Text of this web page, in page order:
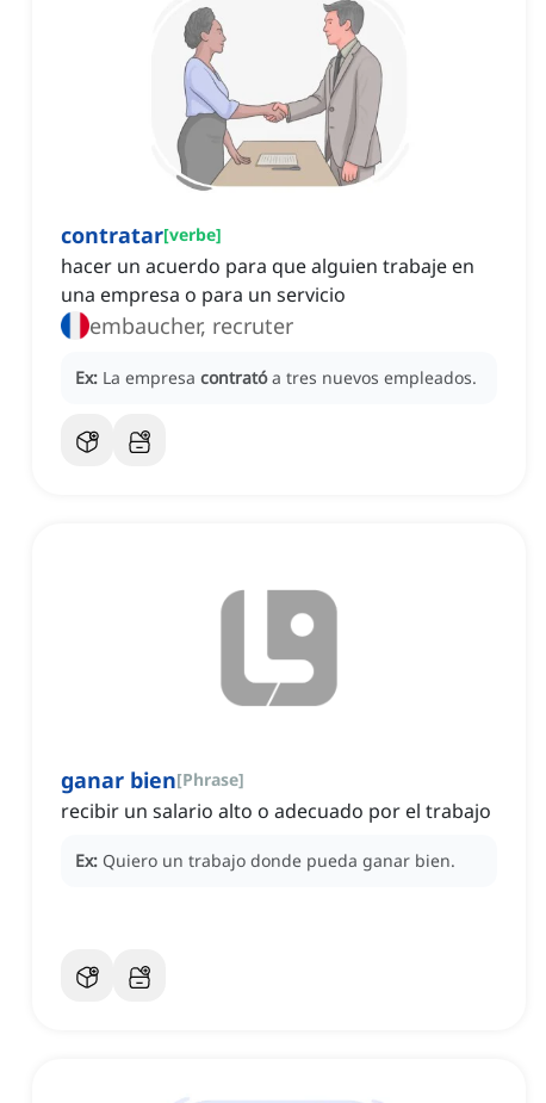
contratar[verbe]
hacer un acuerdo para que alguien trabaje en
una empresa o para un servicio
embaucher, recruter
Ex: La empresa contrató a tres nuevos empleados.
ganar bien[Phrase]
recibir un salario alto o adecuado por el trabajo
Ex: Quiero un trabajo donde pueda ganar bien.